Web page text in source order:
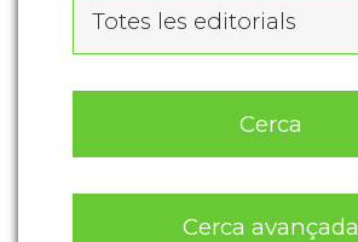
Totes les editorials
Cerca
Cerca avançada